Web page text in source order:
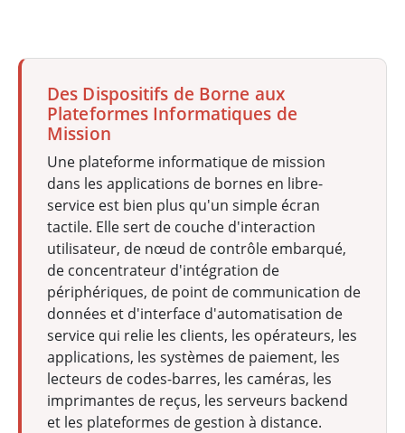
Des Dispositifs de Borne aux
Plateformes Informatiques de
Mission
Une plateforme informatique de mission
dans les applications de bornes en libre-
service est bien plus qu'un simple écran
tactile. Elle sert de couche d'interaction
utilisateur, de nœud de contrôle embarqué,
de concentrateur d'intégration de
périphériques, de point de communication de
données et d'interface d'automatisation de
service qui relie les clients, les opérateurs, les
applications, les systèmes de paiement, les
lecteurs de codes-barres, les caméras, les
imprimantes de reçus, les serveurs backend
et les plateformes de gestion à distance.